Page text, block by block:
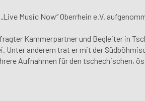
Music Now“ Oberrhein e.V.
Kammerpartner und Begleiter in
Unter anderem trat er mit der
Aufnahmen für den tschechischen,